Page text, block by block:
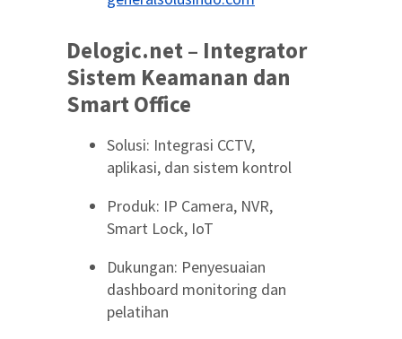
Delogic.net – Integrator
Sistem Keamanan dan
Smart Office
Solusi: Integrasi CCTV,
aplikasi, dan sistem kontrol
Produk: IP Camera, NVR,
Smart Lock, IoT
Dukungan: Penyesuaian
dashboard monitoring dan
pelatihan